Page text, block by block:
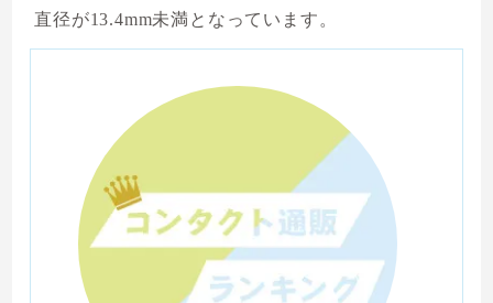
直径が13.4mm未満となっています。